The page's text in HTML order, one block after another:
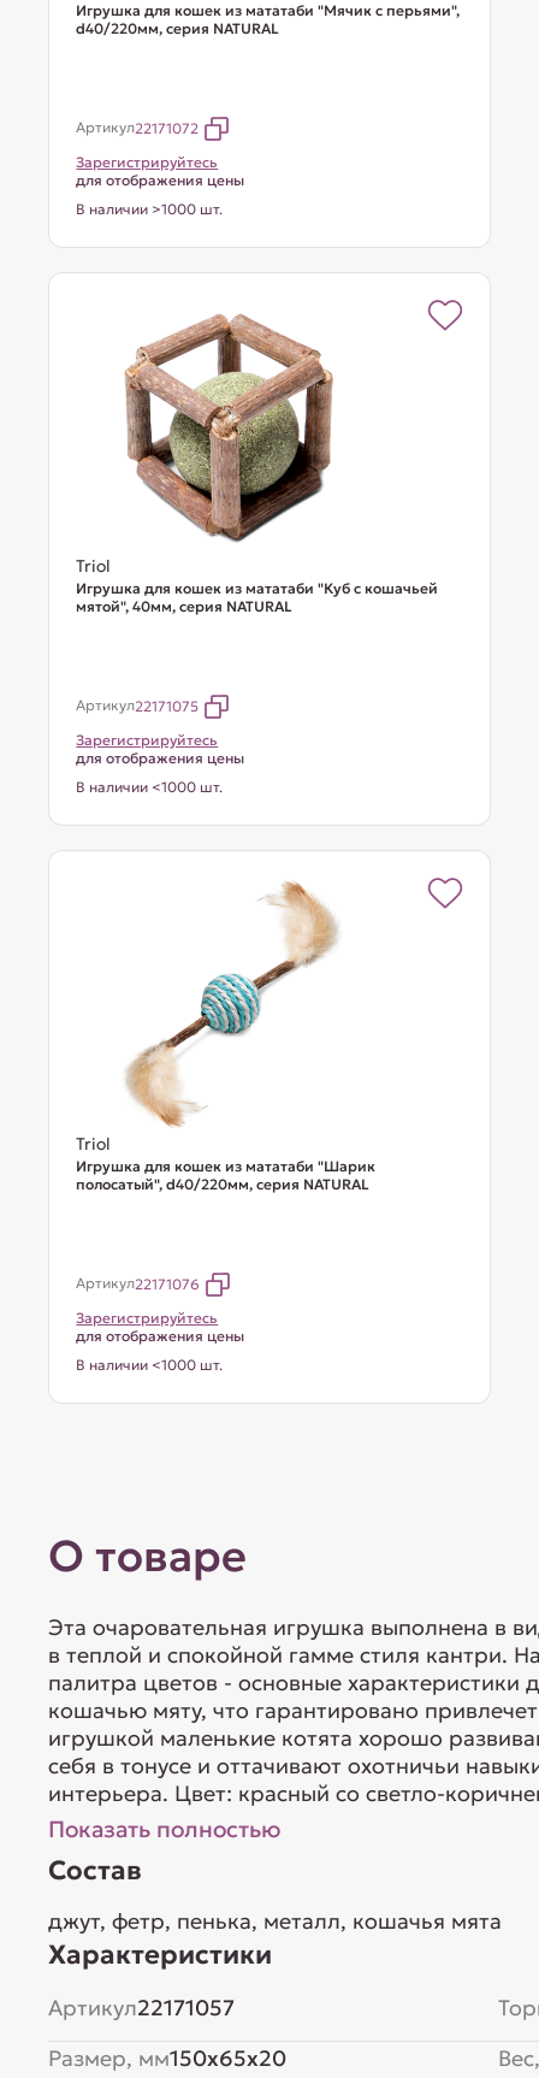
Игрушка для кошек из мататаби "Мячик с перьями",
d40/220мм, серия NATURAL
Артикул22171072
Зарегистрируйтесь
для отображения цены
В наличии >1000 шт.
Triol
Игрушка для кошек из мататаби "Куб с кошачьей
мятой", 40мм, серия NATURAL
Артикул22171075
Зарегистрируйтесь
для отображения цены
В наличии <1000 шт.
Triol
Игрушка для кошек из мататаби "Шарик
полосатый", d40/220мм, серия NATURAL
Артикул22171076
Зарегистрируйтесь
для отображения цены
В наличии <1000 шт.
О товаре
Эта очаровательная игрушка выполнена в
в теплой и спокойной гамме стиля кантри.
палитра цветов - основные
кошачью мяту, что гарантировано
игрушкой маленькие котята хорошо
себя в тонусе и оттачивают охотничьи
интерьера. Цвет: красный со светло-
Показать полностью
Состав
джут, фетр, пенька, металл, кошачья мята
Характеристики
Артикул22171057
Размер, мм150x65x20